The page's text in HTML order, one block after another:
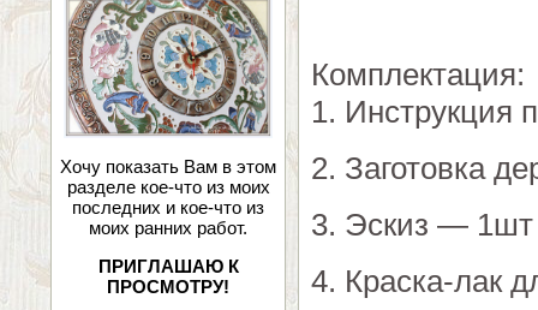
Хочу показать Вам в этом
разделе кое-что из моих
последних и кое-что из
моих ранних работ.
ПРИГЛАШАЮ К
ПРОСМОТРУ!
Комплектация:
1. Инструкция
2. Заготовка
3. Эскиз — 1шт
4. Краска-лак